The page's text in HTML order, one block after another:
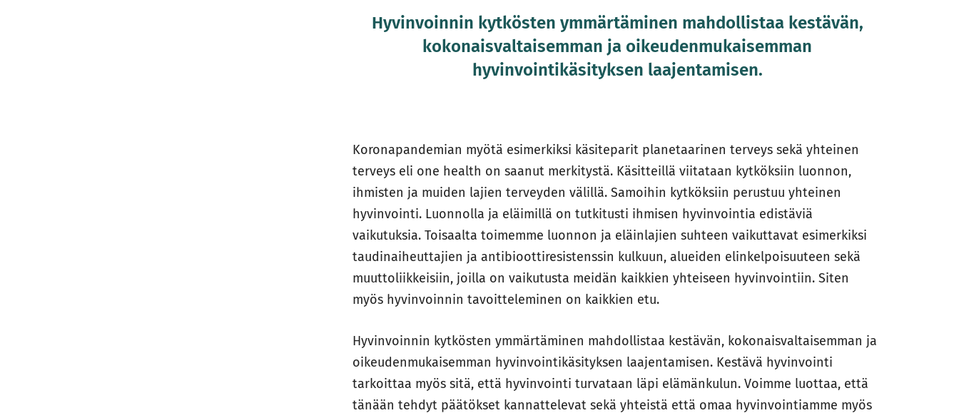
Hyvinvoinnin kytkösten ymmärtäminen mahdollistaa kestävän,
kokonaisvaltaisemman ja oikeudenmukaisemman
hyvinvointikäsityksen laajentamisen.
Koronapandemian myötä esimerkiksi käsiteparit planetaarinen terveys sekä yhteinen
terveys eli one health on saanut merkitystä. Käsitteillä viitataan kytköksiin luonnon,
ihmisten ja muiden lajien terveyden välillä. Samoihin kytköksiin perustuu yhteinen
hyvinvointi. Luonnolla ja eläimillä on tutkitusti ihmisen hyvinvointia edistäviä
vaikutuksia. Toisaalta toimemme luonnon ja eläinlajien suhteen vaikuttavat esimerkiksi
taudinaiheuttajien ja antibioottiresistenssin kulkuun, alueiden elinkelpoisuuteen sekä
muuttoliikkeisiin, joilla on vaikutusta meidän kaikkien yhteiseen hyvinvointiin. Siten
myös hyvinvoinnin tavoitteleminen on kaikkien etu.
Hyvinvoinnin kytkösten ymmärtäminen mahdollistaa kestävän, kokonaisvaltaisemman ja
oikeudenmukaisemman hyvinvointikäsityksen laajentamisen. Kestävä hyvinvointi
tarkoittaa myös sitä, että hyvinvointi turvataan läpi elämänkulun. Voimme luottaa, että
tänään tehdyt päätökset kannattelevat sekä yhteistä että omaa hyvinvointiamme myös